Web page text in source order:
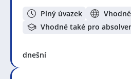
Plný úvazek
Vhodné také pro
dnešní